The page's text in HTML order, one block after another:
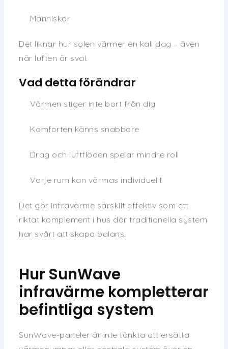
Människor
Det liknar hur solen värmer en kall dag – även
när luften är sval.
Vad detta förändrar
Värmen stiger inte bort från dig
Komforten känns snabbare
Drag och luftflöden spelar mindre roll
Varje rum kan värmas individuellt
Det gör infravärme särskilt effektiv som ett
riktat komplement i hus där traditionella system
har svårt att skapa balans.
Hur SunWave
infravärme kompletterar
befintliga system
SunWave-paneler är inte tänkta att ersätta